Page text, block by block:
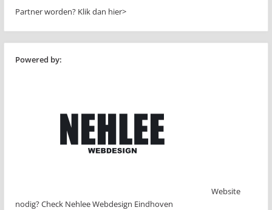
Partner worden? Klik dan hier>
Powered by:
Website
nodig? Check Nehlee Webdesign Eindhoven